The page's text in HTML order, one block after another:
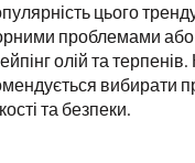
цього
проблемами або
олій та
вибирати
та безпеки.